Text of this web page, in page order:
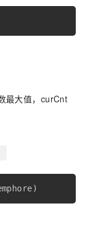
最大值，curCnt
)